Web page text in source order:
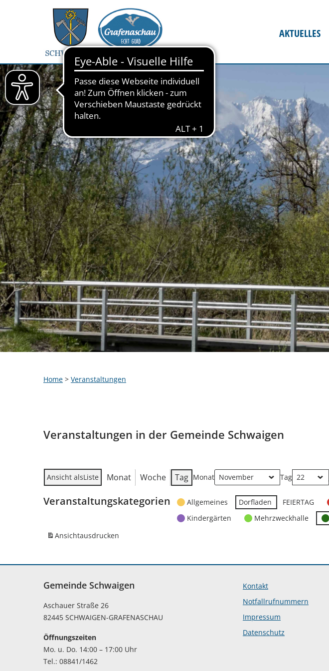
AKTUELLES
Home > Veranstaltungen
Veranstaltungen in der Gemeinde Schwaigen
Ansicht alsListe Monat Woche Tag Monat Tag
Veranstaltungskategorien Allgemeines Dorfladen FEIERTAG
Kindergärten
Mehrzweckhalle
Ansichtausdrucken
Gemeinde Schwaigen
Aschauer Straße 26
82445 SCHWAIGEN-GRAFENASCHAU
Öffnungszeiten
Mo. u. Do. 14:00 – 17:00 Uhr
Tel.: 08841/1462
Kontakt
Notfallrufnummern
Impressum
Datenschutz